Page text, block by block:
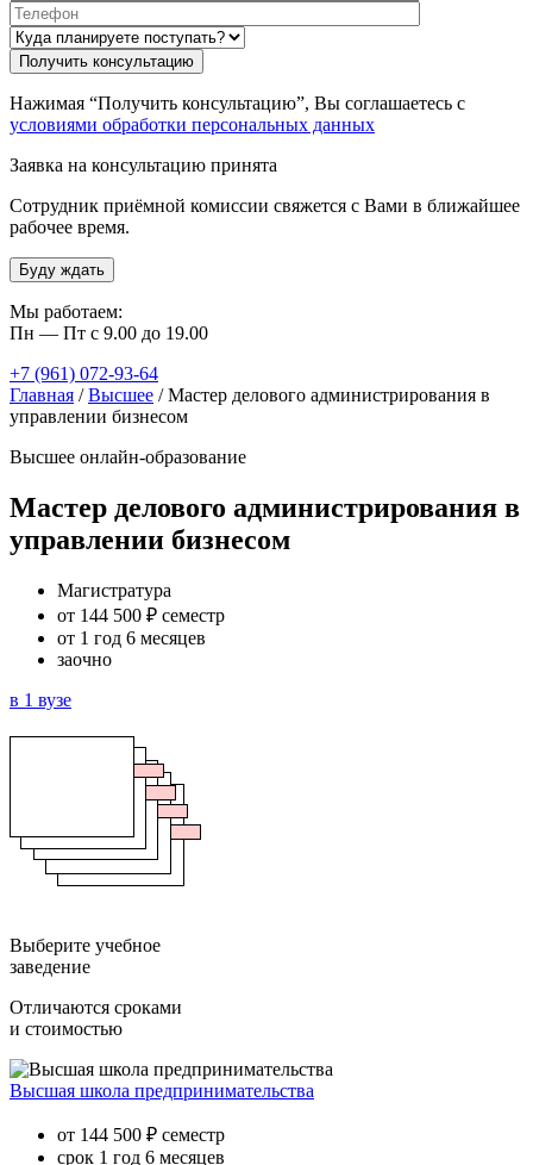
Нажимая “Получить консультацию”, Вы соглашаетесь с
условиями обработки персональных данных
Заявка на консультацию принята
Сотрудник приёмной комиссии свяжется с Вами в ближайшее
рабочее время.
Буду ждать
Мы работаем:
Пн — Пт с 9.00 до 19.00
+7 (961) 072-93-64
Главная / Высшее / Мастер делового администрирования в
управлении бизнесом
Высшее онлайн-образование
Мастер делового администрирования в
управлении бизнесом
Магистратура
от 144 500 ₽ семестр
от 1 год 6 месяцев
заочно
в 1 вузе
Выберите учебное
заведение
Отличаются сроками
и стоимостью
Высшая школа предпринимательства
от 144 500 ₽ семестр
срок 1 год 6 месяцев